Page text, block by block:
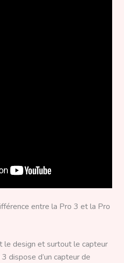
entre la Pro 3 et la Pro
le design et surtout le capteur
dispose d’un capteur de